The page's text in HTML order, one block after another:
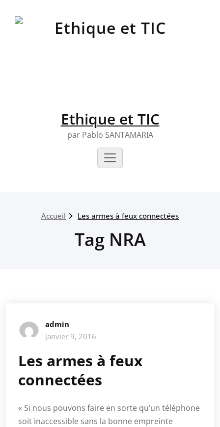
Ethique et TIC
par Pablo SANTAMARIA
Accueil Les armes à feux connectées
Tag NRA
admin
janvier 9, 2016
Les armes à feux
connectées
« Si nous pouvons faire en sorte qu’un téléphone
soit inaccessible sans la bonne empreinte